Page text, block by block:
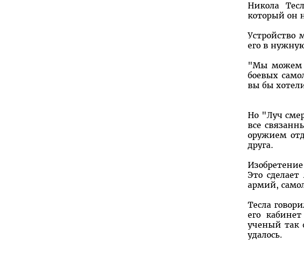
Никола
который он
Устройство
его в
"Мы можем
боевых
вы бы
Но "Луч
все
оружием
друга.
Это
армий,
Тесла
его
ученый так
удалось.